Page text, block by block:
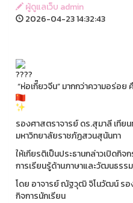
ผู้ดูแลเว็บ admin
2026-04-23 14:32:43
“ห่อเกี๊ยวจีน” มากกว่าความอร่อ
รองศาสตราจารย์ ดร.สุมาลี เทีย
มหาวิทยาลัยราชภัฏสวนสุนันทา
ให้เกียรติเป็นประธานกล่าวเปิดกิจ
การเรียนรู้ด้านภาษาและวัฒนธรร
โดย อาจารย์ ณัฐวุฒิ จิโนวัฒน์ รอ
กิจการนักเรียน